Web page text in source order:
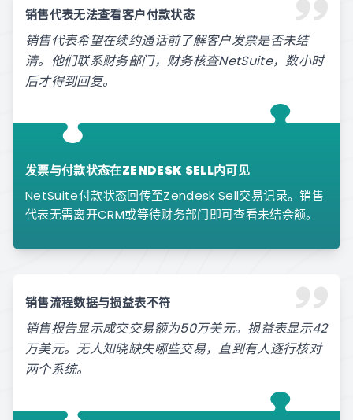
销售代表无法查看客户付款状态
销售代表希望在续约通话前了解客户发票是否未结
清。他们联系财务部门，财务核查NetSuite，数小时
后才得到回复。
发票与付款状态在ZENDESK SELL内可见
NetSuite付款状态回传至Zendesk Sell交易记录。销售
代表无需离开CRM或等待财务部门即可查看未结余额。
销售流程数据与损益表不符
销售报告显示成交交易额为50万美元。损益表显示42
万美元。无人知晓缺失哪些交易，直到有人逐行核对
两个系统。